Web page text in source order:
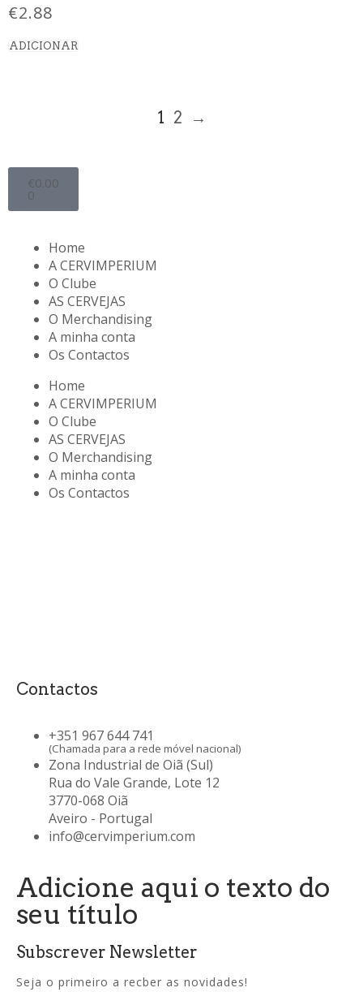
€2.88
ADICIONAR
1 2 →
€0.00
0
Home
A CERVIMPERIUM
O Clube
AS CERVEJAS
O Merchandising
A minha conta
Os Contactos
Home
A CERVIMPERIUM
O Clube
AS CERVEJAS
O Merchandising
A minha conta
Os Contactos
Contactos
+351 967 644 741
(Chamada para a rede móvel nacional)
Zona Industrial de Oiã (Sul)
Rua do Vale Grande, Lote 12
3770-068 Oiã
Aveiro - Portugal
info@cervimperium.com
Adicione aqui o texto do
seu título
Subscrever Newsletter
Seja o primeiro a recber as novidades!